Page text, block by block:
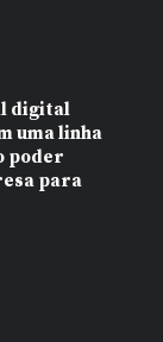
digital
uma linha
poder
para